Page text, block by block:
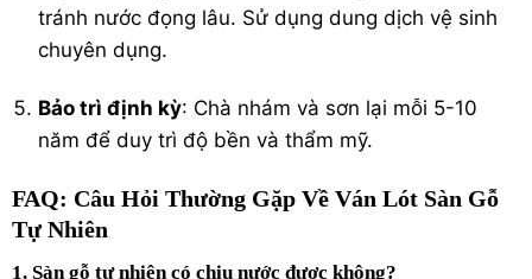
tránh nước đọng lâu. Sử dụng dung dịch vệ sinh
chuyên dụng.
Bảo trì định kỳ: Chà nhám và sơn lại mỗi 5-10
năm để duy trì độ bền và thẩm mỹ.
FAQ: Câu Hỏi Thường Gặp Về Ván Lót Sàn Gỗ
Tự Nhiên
1. Sàn gỗ tự nhiên có chịu nước được không?